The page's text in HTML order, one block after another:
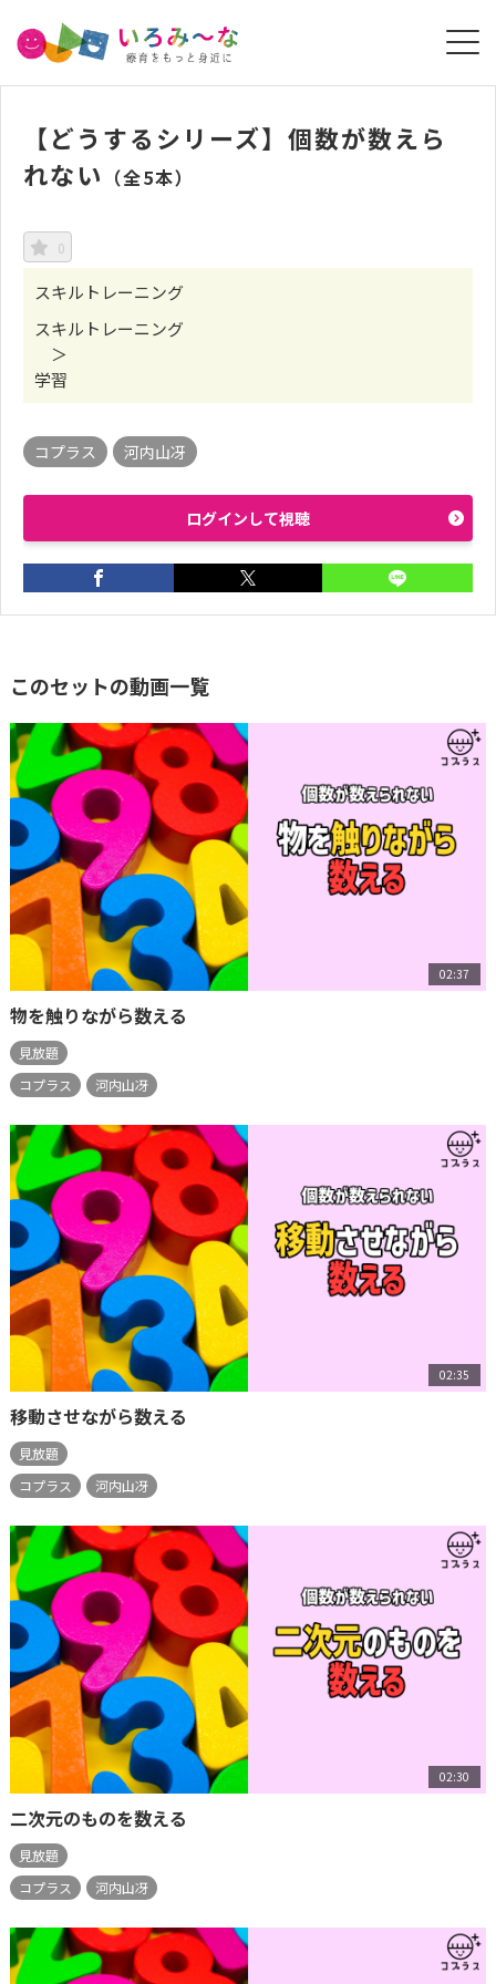
【どうするシリーズ】個数が数えら
れない （全5本）
0
スキルトレーニング
スキルトレーニング
＞
学習
コプラス 河内山冴
ログインして視聴
このセットの動画一覧
02:37
物を触りながら数える
見放題
コプラス
河内山冴
02:35
移動させながら数える
見放題
コプラス
河内山冴
02:30
二次元のものを数える
見放題
コプラス
河内山冴